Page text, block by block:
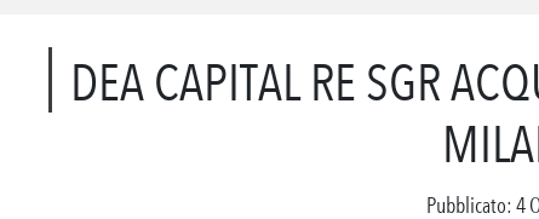
DEA CAPITAL RE SGR
Pubblicato: 4